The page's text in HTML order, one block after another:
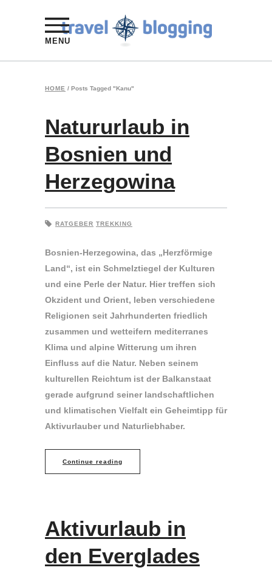
MENU
HOME / Posts Tagged "Kanu"
Natururlaub in
Bosnien und
Herzegowina
RATGEBER TREKKING
Bosnien-Herzegowina, das „Herzförmige
Land“, ist ein Schmelztiegel der Kulturen
und eine Perle der Natur. Hier treffen sich
Okzident und Orient, leben verschiedene
Religionen seit Jahrhunderten friedlich
zusammen und wetteifern mediterranes
Klima und alpine Witterung um ihren
Einfluss auf die Natur. Neben seinem
kulturellen Reichtum ist der Balkanstaat
gerade aufgrund seiner landschaftlichen
und klimatischen Vielfalt ein Geheimtipp für
Aktivurlauber und Naturliebhaber.
Continue reading
Aktivurlaub in
den Everglades